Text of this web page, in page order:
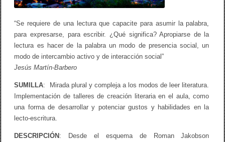
R
T
I
C
R
L
L
T
E
T
U
“Se requiere de una lectura que capacite para asumir la palabra,
para expresarse, para escribir. ¿Qué significa? Apropiarse de la
lectura es hacer de la palabra un modo de presencia social, un
modo de intercambio activo y de interacción social”
Jesús Martín-Barbero
SUMILLA: Mirada plural y compleja a los modos de leer literatura.
Implementación de talleres de creación literaria en el aula, como
una forma de desarrollar y potenciar gustos y habilidades en la
lecto-escritura.
DESCRIPCIÓN : Desde el esquema de Roman Jakobson